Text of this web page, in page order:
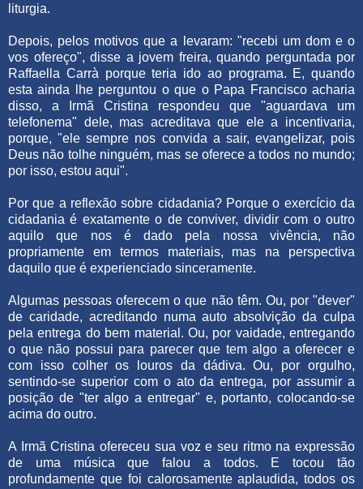
liturgia.
Depois, pelos motivos que a levaram: "recebi um dom e o
vos ofereço", disse a jovem freira, quando perguntada por
Raffaella Carrà porque teria ido ao programa. E, quando
esta ainda lhe perguntou o que o Papa Francisco acharia
disso, a Irmã Cristina respondeu que "aguardava um
telefonema" dele, mas acreditava que ele a incentivaria,
porque, "ele sempre nos convida a sair, evangelizar, pois
Deus não tolhe ninguém, mas se oferece a todos no mundo;
por isso, estou aqui".
Por que a reflexão sobre cidadania? Porque o exercício da
cidadania é exatamente o de conviver, dividir com o outro
aquilo que nos é dado pela nossa vivência, não
propriamente em termos materiais, mas na perspectiva
daquilo que é experienciado sinceramente.
Algumas pessoas oferecem o que não têm. Ou, por "dever"
de caridade, acreditando numa auto absolvição da culpa
pela entrega do bem material. Ou, por vaidade, entregando
o que não possui para parecer que tem algo a oferecer e
com isso colher os louros da dádiva. Ou, por orgulho,
sentindo-se superior com o ato da entrega, por assumir a
posição de "ter algo a entregar" e, portanto, colocando-se
acima do outro.
A Irmã Cristina ofereceu sua voz e seu ritmo na expressão
de uma música que falou a todos. E tocou tão
profundamente que foi calorosamente aplaudida, todos os